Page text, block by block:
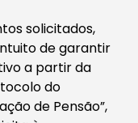
solicitados,
de garantir
a partir da
do
de Pensão”,